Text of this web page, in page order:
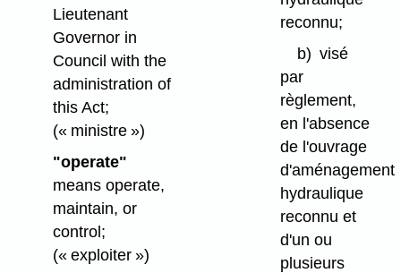
Lieutenant
Governor in
Council with the
administration of
this Act;
(« ministre »)
"operate"
means operate,
maintain, or
control;
(« exploiter »)
reconnu;
b) visé
par
règlement,
en l'absence
de l'ouvrage
d'aménagement
hydraulique
reconnu et
d'un ou
plusieurs